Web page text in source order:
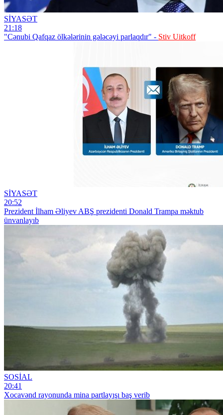
SİYASƏT
21:18
"Cənubi Qafqaz ölkələrinin gələcəyi parlaqdır" - Stiv Uitkoff
SİYASƏT
20:52
Prezident İlham Əliyev ABŞ prezidenti Donald Trampa məktub
ünvanlayıb
SOSİAL
20:41
Xocavənd rayonunda mina partlayışı baş verib